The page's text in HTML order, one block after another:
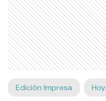
Edición Impresa Hoy